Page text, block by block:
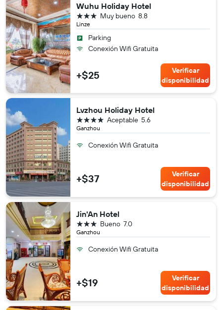
Wuhu Holiday Hotel
Linze
8.8
Muy bueno
3 estrellas
Parking
Conexión Wifi Gratuita
+$25
Verificar
disponibilidad
Lvzhou Holiday Hotel
Ganzhou
5.6
Aceptable
4 estrellas
Conexión Wifi Gratuita
+$37
Verificar
disponibilidad
Jin'An Hotel
Ganzhou
7.0
Bueno
3 estrellas
Conexión Wifi Gratuita
+$19
Verificar
disponibilidad